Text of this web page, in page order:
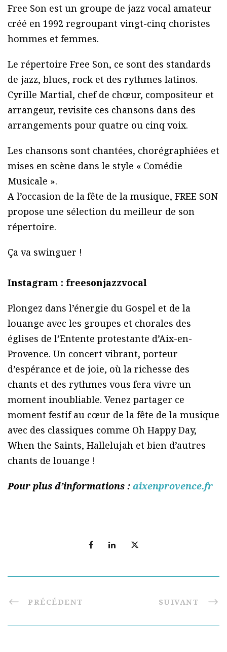
Free Son est un groupe de jazz vocal amateur
créé en 1992 regroupant vingt-cinq choristes
hommes et femmes.
Le répertoire Free Son, ce sont des standards
de jazz, blues, rock et des rythmes latinos.
Cyrille Martial, chef de chœur, compositeur et
arrangeur, revisite ces chansons dans des
arrangements pour quatre ou cinq voix.
Les chansons sont chantées, chorégraphiées et
mises en scène dans le style « Comédie
Musicale ».
A l’occasion de la fête de la musique, FREE SON
propose une sélection du meilleur de son
répertoire.
Ça va swinguer !
Instagram : freesonjazzvocal
Plongez dans l’énergie du Gospel et de la
louange avec les groupes et chorales des
églises de l’Entente protestante d’Aix-en-
Provence. Un concert vibrant, porteur
d’espérance et de joie, où la richesse des
chants et des rythmes vous fera vivre un
moment inoubliable. Venez partager ce
moment festif au cœur de la fête de la musique
avec des classiques comme Oh Happy Day,
When the Saints, Hallelujah et bien d’autres
chants de louange !
Pour plus d’informations : aixenprovence.fr
PRÉCÉDENT SUIVANT